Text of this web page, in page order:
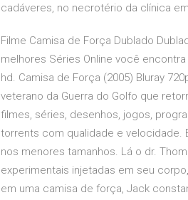
cadáveres, no necrotério da clínica
Filme Camisa de Força Dublado
melhores Séries Online você
hd. Camisa de Força (2005) Bluray
veterano da Guerra do Golfo que
filmes, séries, desenhos, jogos,
torrents com qualidade e velocidade.
nos menores tamanhos. Lá o dr.
experimentais injetadas em seu
em uma camisa de força, Jack